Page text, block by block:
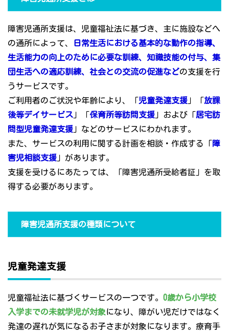
障害児通所支援は、児童福祉法に基づき、主に施設などへ
の通所によって、
日常生活における基本的な動作の指導、
生活能力の向上のために必要な訓練、知識技能の付与、集
団生活への適応訓練、社会との交流の促進などの支援を行
うサービスです。
ご利用者のご状況や年齢により、「児童発達支援 」「放課
後等デイサービス 」「保育所等訪問支援 」および「居宅訪
問型児童発達支援 」などのサービスにわかれます。
また、サービスの利用に関する計画を相談・作成する「障
害児相談支援 」があります。
支援を受けるにあたっては、「障害児通所受給者証」を取
得する必要があります。
障害児通所支援の種類について
児童発達支援
児童福祉法に基づくサービスの一つです。 0歳から小学校
入学までの未就学児が対象になり、障がい児だけではなく
発達の遅れが気になるお子さまが対象になります。療育手